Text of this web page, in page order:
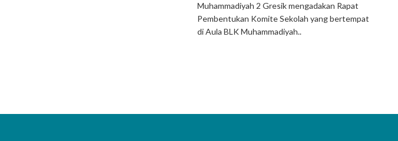
Muhammadiyah 2 Gresik mengadakan Rapat
Pembentukan Komite Sekolah yang bertempat
di Aula BLK Muhammadiyah..